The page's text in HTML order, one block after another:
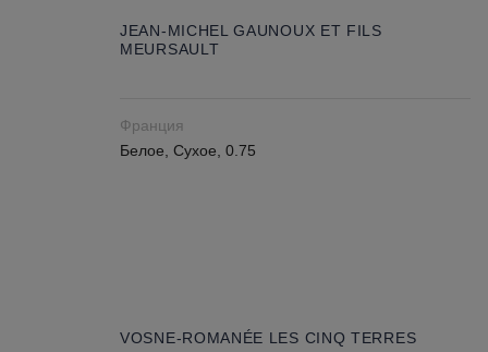
JEAN-MICHEL GAUNOUX ET FILS
MEURSAULT
Франция
Белое, Сухое, 0.75
VOSNE-ROMANÉE LES CINQ TERRES